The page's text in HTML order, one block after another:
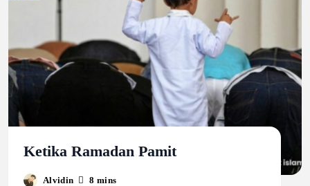
Ketika Ramadan Pamit
Alvidin 8 mins